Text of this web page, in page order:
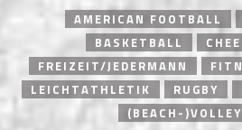
AMERICAN FOOTBALL
BASKETBALL
FREIZEIT/JEDERMANN
LEICHTATHLETIK
RUGBY
(BEACH-